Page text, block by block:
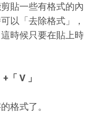
貼一些有格式的內
以「去除格式」，
時候只要在貼上時
「 V 」
格式了。